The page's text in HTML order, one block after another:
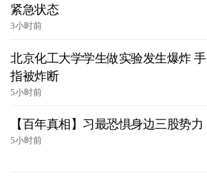
紧急状态
3小时前
北京化工大学学生做实验发生爆炸 手
指被炸断
5小时前
【百年真相】习最恐惧身边三股势力
5小时前